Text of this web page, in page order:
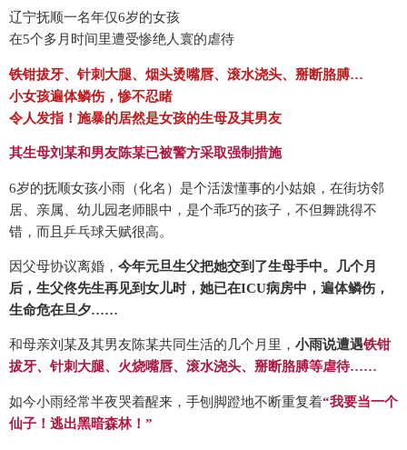
辽宁抚顺一名年仅6岁的女孩
在5个多月时间里遭受惨绝人寰的虐待
铁钳拔牙、针刺大腿、 烟头烫嘴唇、滚水浇头、掰断胳膊…
小女孩遍体鳞伤，惨不忍睹
令人发指！ 施暴的居然是女孩的生母及其男友
其生母刘某和男友陈某已被警方采取强制措施
6岁的抚顺女孩小雨（化名）是个活泼懂事的小姑娘，在街坊邻
居、亲属、幼儿园老师眼中，是个乖巧的孩子，不但舞跳得不
错，而且乒乓球天赋很高。
因父母协议离婚， 今年元旦生父把她交到了生母手中。几个月
后，生父佟先生再见到女儿时，她已在ICU病房中，遍体鳞伤，
生命危在旦夕……
和母亲刘某及其男友陈某共同生活的几个月里， 小雨说遭遇铁钳
拔牙、针刺大腿、火烧嘴唇、滚水浇头、掰断胳膊等虐待……
如今小雨经常半夜哭着醒来，手刨脚蹬地不断重复着“我要当一个
仙子！逃出黑暗森林！”